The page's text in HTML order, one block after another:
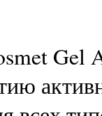
Gel